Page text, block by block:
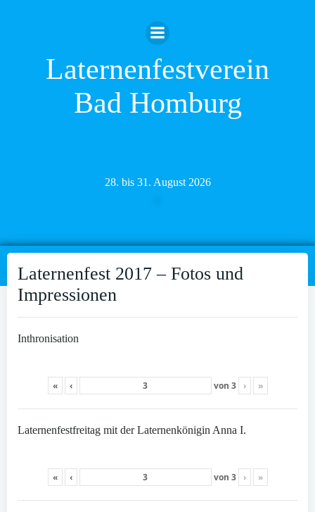
Inhalt
springen
Laternenfestverein
Bad Homburg
28. bis 31. August 2026
Laternenfest 2017 – Fotos und
Impressionen
Inthronisation
« ‹ von 3 › »
Laternenfestfreitag mit der Laternenkönigin Anna I.
« ‹ von 3 › »